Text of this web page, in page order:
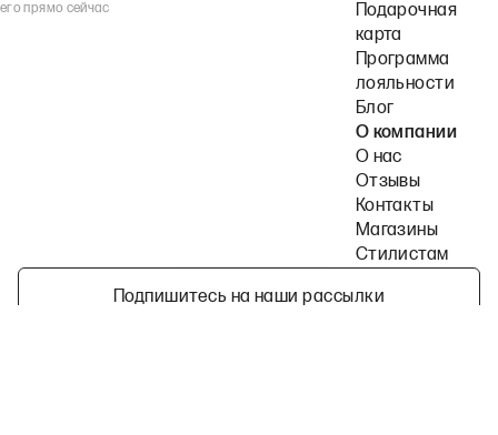
его прямо сейчас
Подарочная
карта
Программа
лояльности
Блог
О компании
О нас
Отзывы
Контакты
Магазины
Стилистам
Подпишитесь на наши рассылки